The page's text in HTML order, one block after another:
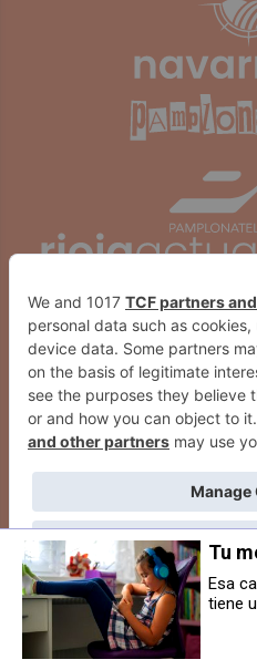
Detenido un menor tras robar una
escopeta y cartuchos en una
vivienda de Gorraiz
Tu
Esa
tiene